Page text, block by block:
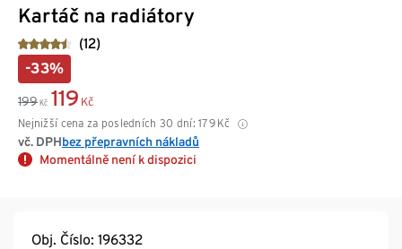
Kartáč na radiátory
(12)
-33%
199 Kč 119 Kč
Nejnižší cena za posledních 30 dní: 179 Kč
vč. DPHbez přepravních nákladů
Momentálně není k dispozici
Obj. Číslo: 196332